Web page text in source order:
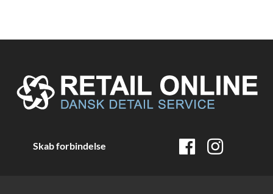
Skab forbindelse